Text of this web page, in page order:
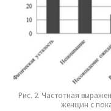
Рис. 2. Частотная
женщин с